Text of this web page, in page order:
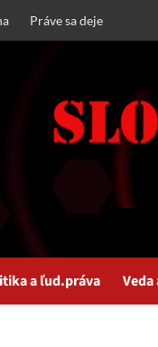
Práve sa deje
a ľud.práva Veda